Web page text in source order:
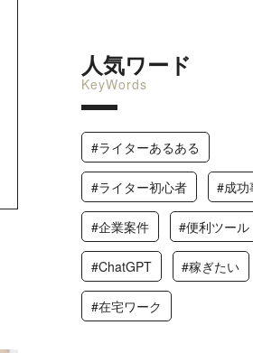
人気ワード
KeyWords
#ライターあるある
#ライター初心者 #成功
#企業案件 #便利ツール
#ChatGPT #稼ぎたい
#在宅ワーク